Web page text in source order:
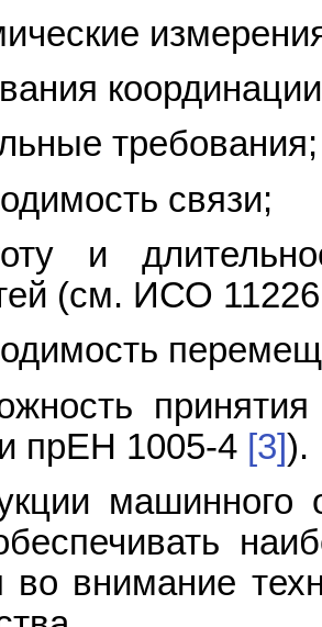
требования;
связи;
и
(см. ИСО
и прЕН 1005-4 [3]).
машинного
во внимание